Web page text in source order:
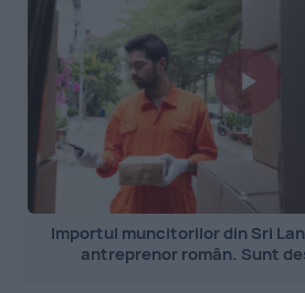
Importul muncitorilor din Sri
antreprenor român. Sunt